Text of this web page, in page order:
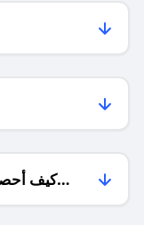
كيف